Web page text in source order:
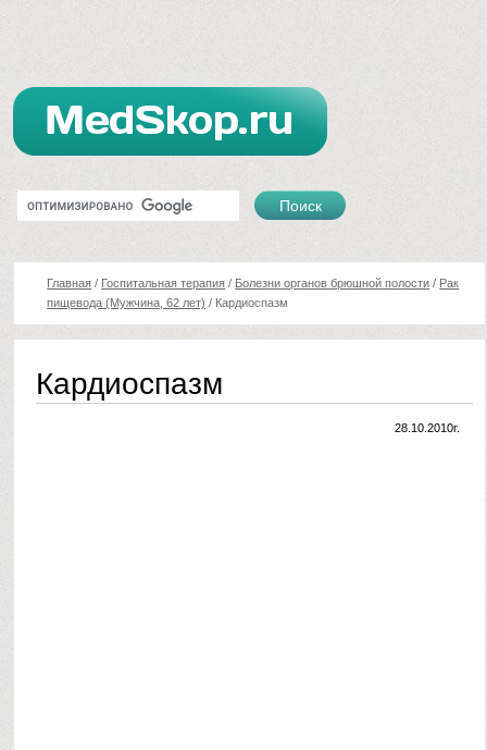
Главная / Госпитальная терапия / Болезни органов брюшной полости / Рак
пищевода (Мужчина, 62 лет) / Кардиоспазм
Кардиоспазм
28.10.2010г.